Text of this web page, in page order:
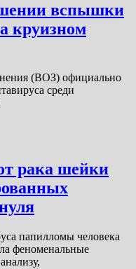
вспышки
круизном
(ВОЗ) официально
среди
рака шейки
папилломы человека
феноменальные